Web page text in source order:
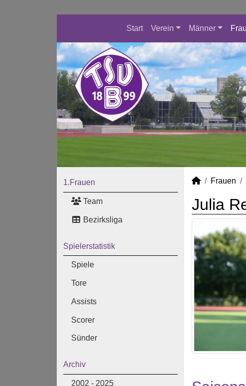
Start Verein Männer
1.Frauen
Team
Bezirksliga
Spielerstatistik
Spiele
Tore
Assists
Scorer
Sünder
Archiv
2002 - 2025
Frauen
Julia